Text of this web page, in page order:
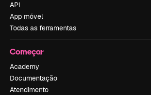
API
App móvel
Todas as ferramentas
Começar
Academy
Documentação
Atendimento